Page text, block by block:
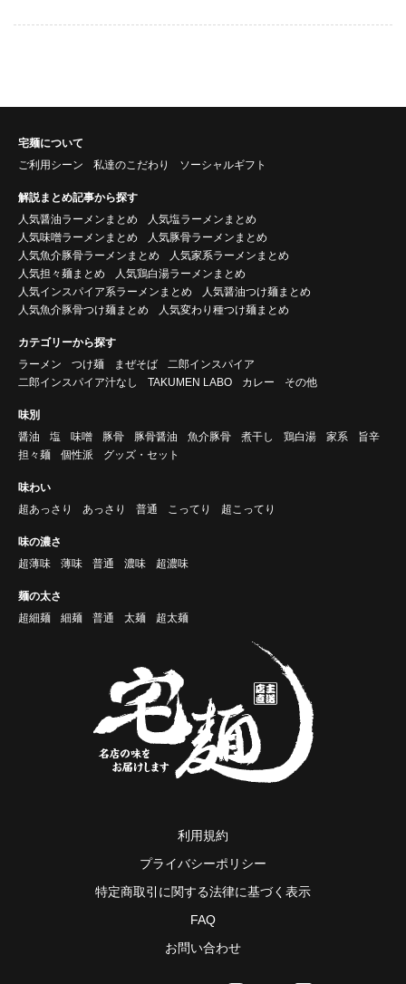
宅麺について
ご利用シーン
私達のこだわり ソーシャルギフト
解説まとめ記事から探す
人気醤油ラーメンまとめ
人気塩ラーメンまとめ
人気味噌ラーメンまとめ
人気豚骨ラーメンまとめ
人気魚介豚骨ラーメンまとめ
人気家系ラーメンまとめ
人気担々麺まとめ
人気鶏白湯ラーメンまとめ
人気インスパイア系ラーメンまとめ
人気醤油つけ麺まとめ
人気魚介豚骨つけ麺まとめ
人気変わり種つけ麺まとめ
カテゴリーから探す
ラーメン
つけ麺 まぜそば
二郎インスパイア
二郎インスパイア汁なし
TAKUMEN LABO カレー その他
味別
醤油
塩 味噌 豚骨 豚骨醤油 魚介豚骨 煮干し 鶏白湯 家系
旨辛
担々麺
個性派 グッズ・セット
味わい
超あっさり
あっさり 普通 こってり 超こってり
味の濃さ
超薄味
薄味 普通 濃味 超濃味
麺の太さ
超細麺
細麺 普通 太麺 超太麺
利用規約
プライバシーポリシー
特定商取引に関する法律に基づく表示
FAQ
お問い合わせ